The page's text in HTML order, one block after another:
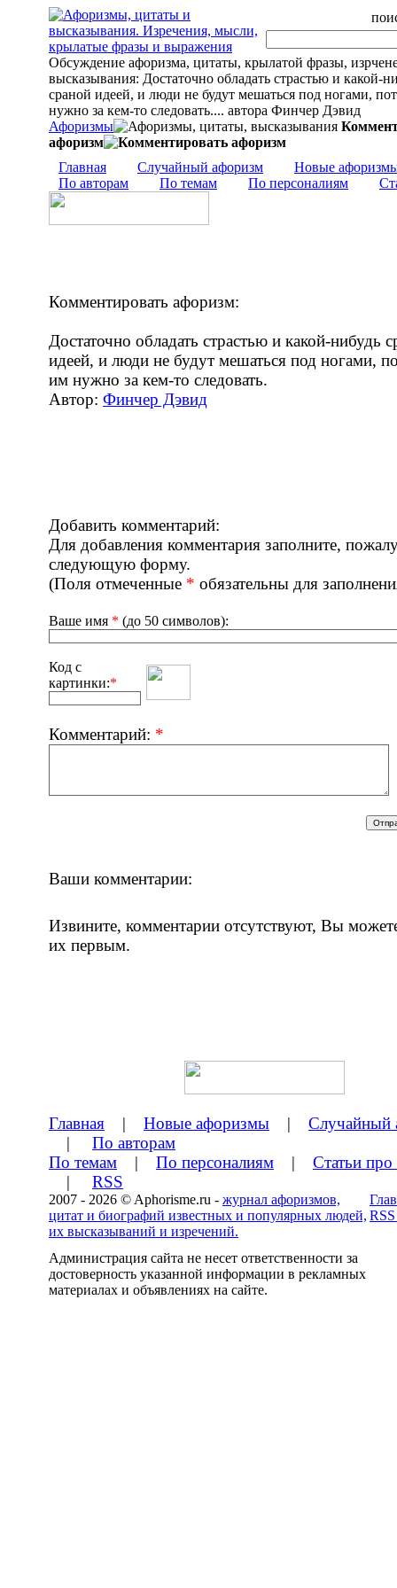
Обсуждение афоризма, цитаты, крылатой фразы,
высказывания: Достаточно обладать страстью и какой-
сраной идеей, и люди не будут мешаться под ногами,
нужно за кем-то следовать.... автора Финчер Дэвид
Афоризмы
афоризм
Главная
Случайный афоризм
Новые
По авторам
По темам По персоналиям
Комментировать афоризм:
Достаточно обладать страстью и какой-нибудь
идеей, и люди не будут мешаться под ногами,
им нужно за кем-то следовать.
Автор: Финчер Дэвид
Добавить комментарий:
Для добавления комментария заполните,
следующую форму.
(Поля отмеченные * обязательны для
Ваше имя * (до 50 символов):
Код с
картинки:*
Комментарий: *
Ваши комментарии:
Извините, комментарии отсутствуют, Вы
их первым.
Главная | Новые афоризмы | Случайный
| По авторам
По темам | По персоналиям | Статьи
| RSS
2007 - 2026 © Aphorisme.ru - журнал афоризмов,
цитат и биографий известных и популярных людей,
их высказываний и изречений.
Администрация сайта не несет ответственности за
достоверность указанной информации в рекламных
материалах и объявлениях на сайте.